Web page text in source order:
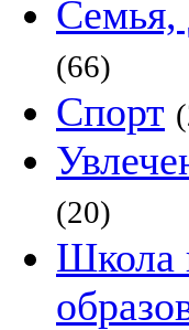
(66)
Спорт
(20)
Школа